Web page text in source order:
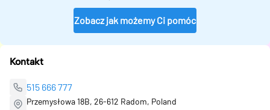
Zobacz jak możemy Ci pomóc
Kontakt
515 666 777
Przemysłowa 18B, 26-612 Radom, Poland